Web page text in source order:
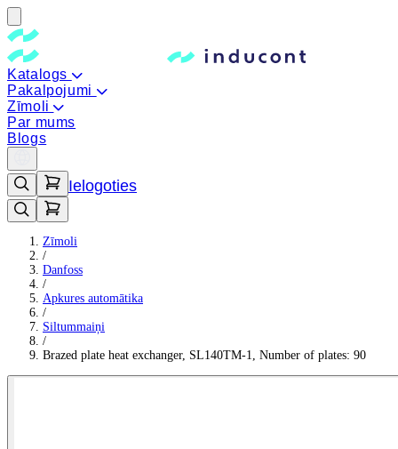
Katalogs
Pakalpojumi
Zīmoli
Par mums
Blogs
Ielogoties
Zīmoli
/
Danfoss
/
Apkures automātika
/
Siltummaiņi
/
Brazed plate heat exchanger, SL140TM-1, Number of plates: 90